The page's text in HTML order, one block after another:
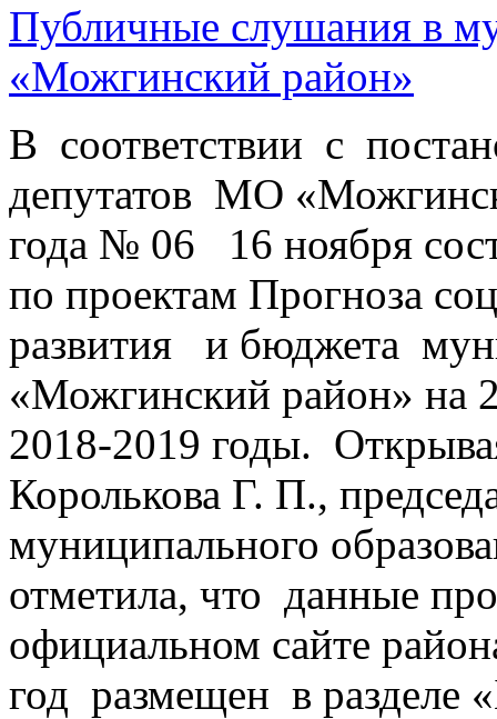
Публичные слушания в
«Можгинский район»
В соответствии с
депутатов МО
года № 06 16 ноября
по проектам Прогноза
развития и бюджета
«Можгинский район» на
2018-2019 годы.
Королькова Г. П.,
муниципального
отметила, что данные
официальном сайте
год размещен в разделе